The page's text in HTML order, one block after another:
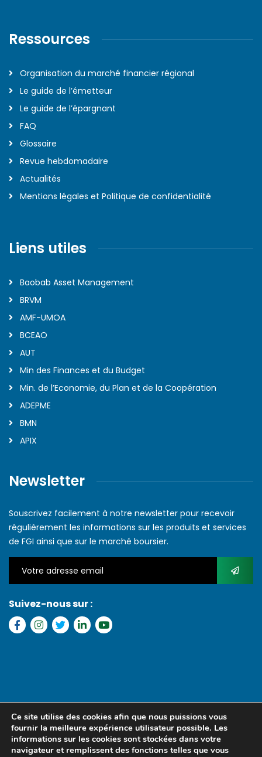
Ressources
Organisation du marché financier régional
Le guide de l’émetteur
Le guide de l’épargnant
FAQ
Glossaire
Revue hebdomadaire
Actualités
Mentions légales et Politique de confidentialité
Liens utiles
Baobab Asset Management
BRVM
AMF-UMOA
BCEAO
AUT
Min des Finances et du Budget
Min. de l’Economie, du Plan et de la Coopération
ADEPME
BMN
APIX
Newsletter
Souscrivez facilement à notre newsletter pour recevoir
régulièrement les informations sur les produits et services
de FGI ainsi que sur le marché boursier.
Suivez-nous sur :
MEDIA SENEGAL
Ce site utilise des cookies afin que nous puissions vous
fournir la meilleure expérience utilisateur possible. Les
informations sur les cookies sont stockées dans votre
navigateur et remplissent des fonctions telles que vous